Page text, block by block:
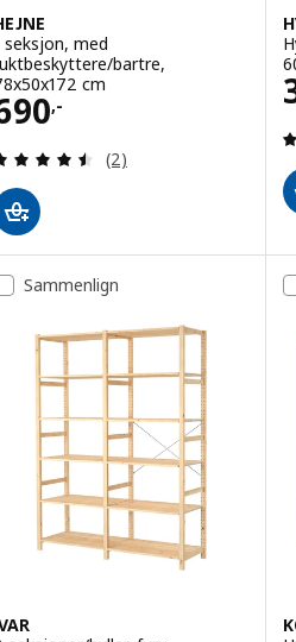
seksjon, med
bartre,
cm
,-
690,-
Gjennomgang: 4.5
(2)
Sammenlign